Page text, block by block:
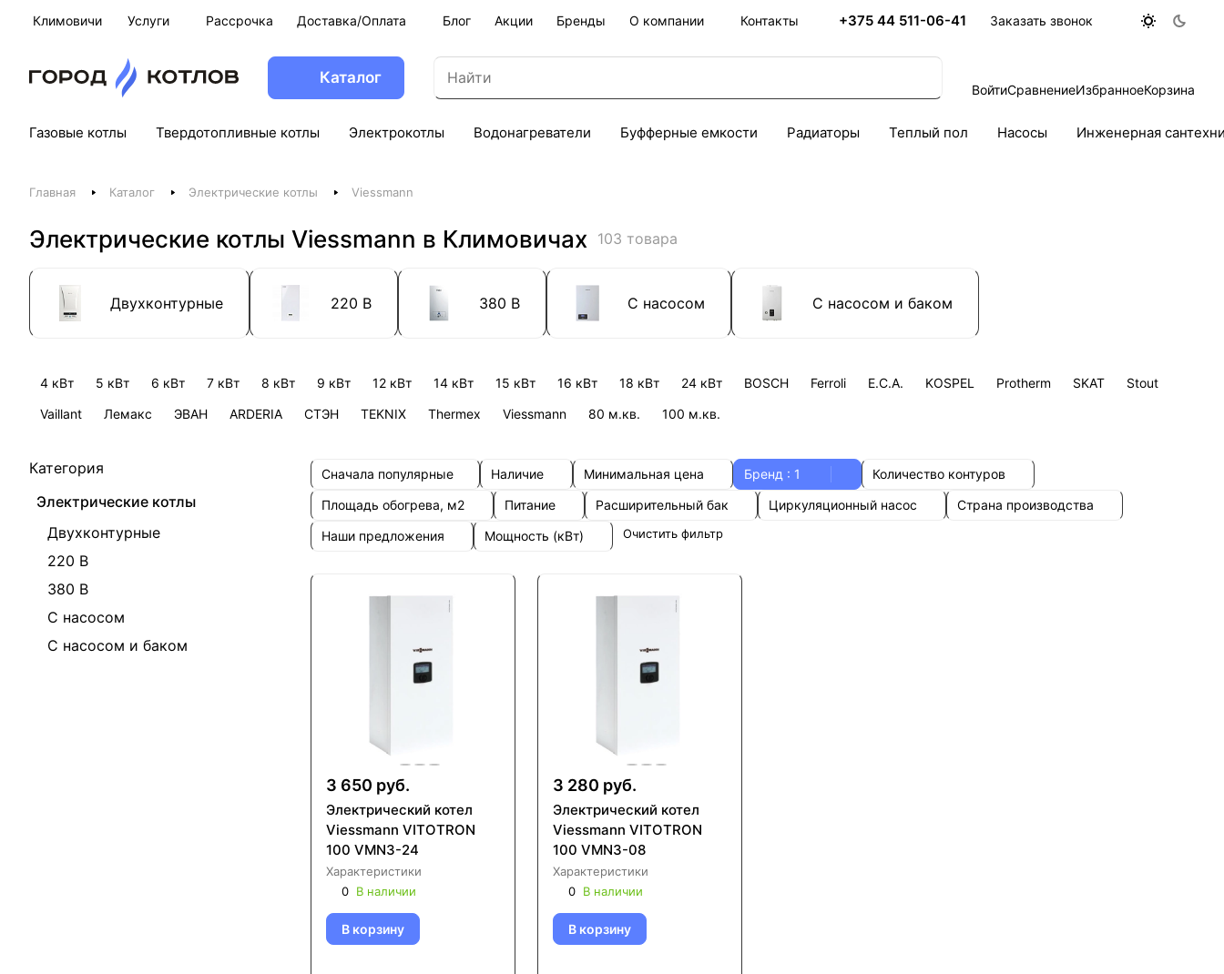
Климовичи Услуги Рассрочка Доставка/Оплата Блог Акции Бренды О компании Контакты +375 44 511-06-41 Заказать звонок
Каталог
ВойтиСравнениеИзбранноеКорзина
Газовые котлы Твердотопливные котлы Электрокотлы Водонагреватели Буфферные емкости Радиаторы Теплый пол Насосы Инженерная
Главная Каталог Электрические котлы Viessmann
Электрические котлы Viessmann в Климовичах 103 товара
Двухконтурные 220 В 380 В С насосом С насосом и баком
4 кВт 5 кВт 6 кВт 7 кВт 8 кВт 9 кВт 12 кВт 14 кВт 15 кВт 16 кВт 18 кВт 24 кВт BOSCH Ferroli E.C.A. KOSPEL Protherm SKAT
Stout
Vaillant
Лемакс ЭВАН ARDERIA СТЭН TEKNIX Thermex Viessmann 80 м.кв. 100 м.кв.
Категория
Электрические котлы
Двухконтурные
220 В
380 В
С насосом
С насосом и баком
Сначала популярные Наличие Минимальная цена Бренд : 1
Количество контуров
Площадь обогрева, м2
Питание Расширительный бак Циркуляционный насос
Страна производства
Наши предложения
Мощность (кВт) Очистить фильтр
3 650 руб.
Электрический котел
Viessmann VITOTRON
100 VMN3-24
Характеристики
0 В наличии
В корзину
3 280 руб.
Электрический котел
Viessmann VITOTRON
100 VMN3-08
Характеристики
0 В наличии
В корзину